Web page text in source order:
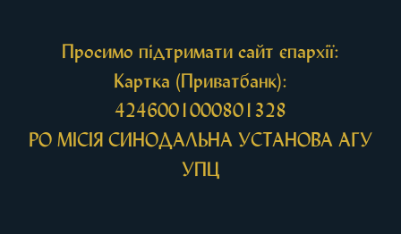
Просимо підтримати сайт єпархії:
Картка (Приватбанк):
4246001000801328
РО МIСIЯ СИНОДАЛЬНА УСТАНОВА АГУ
УПЦ